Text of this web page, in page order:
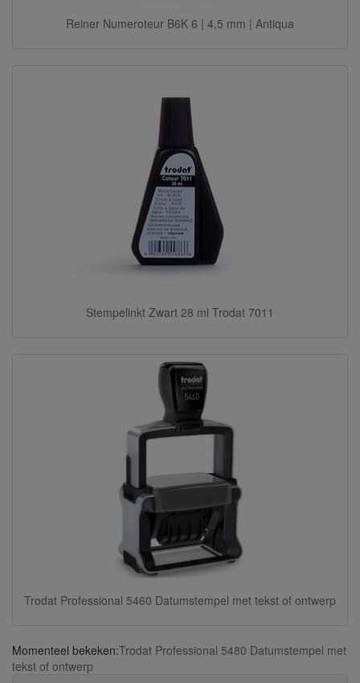
Reiner Numeroteur B6K 6 | 4,5 mm | Antiqua
Stempelinkt Zwart 28 ml Trodat 7011
Trodat Professional 5460 Datumstempel met tekst of ontwerp
Momenteel bekeken:Trodat Professional 5480 Datumstempel met
tekst of ontwerp